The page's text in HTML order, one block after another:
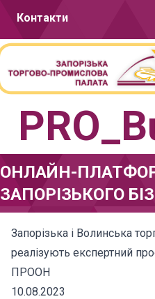
Контакти
ОНЛАЙН-
ЗАПОРІЗЬКОГО
Запорізька і Волинська
реалізують експертний
ПРООН
10.08.2023